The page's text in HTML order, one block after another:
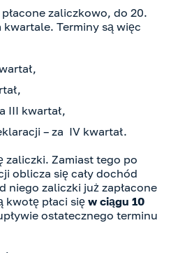
zaliczkowo, do 20.
Terminy są więc
III kwartał,
– za IV kwartał.
zaliczki. Zamiast tego po
oblicza się cały dochód
niego zaliczki już zapłacone
kwotę płaci się w ciągu 10
ostatecznego terminu